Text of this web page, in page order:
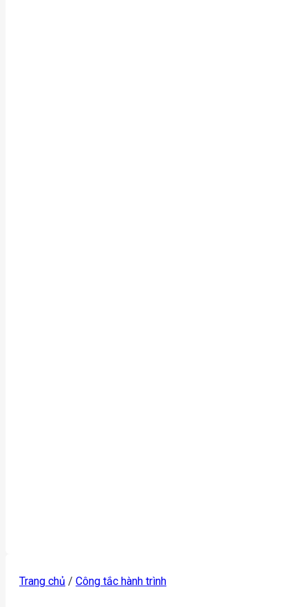
Trang chủ / Công tắc hành trình